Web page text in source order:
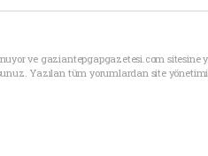
ve gaziantepgapgazetesi.com sitesine
Yazılan tüm yorumlardan site